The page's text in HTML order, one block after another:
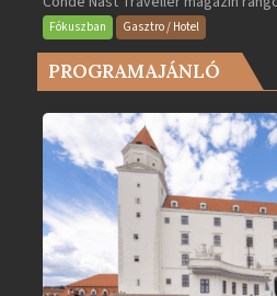
legjobb
2025-
bejegyzéshez
Fókuszban Gasztro / Hotel
PROGRAMAJÁNLÓ